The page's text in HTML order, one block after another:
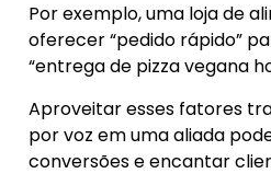
Por exemplo, uma loja de
oferecer “pedido rápido”
“entrega de pizza vegana
Aproveitar esses fatores
por voz em uma aliada
conversões e encantar